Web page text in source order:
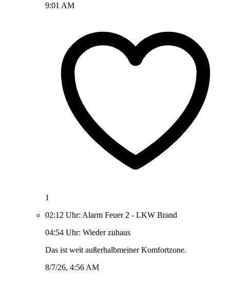
9:01 AM
1
02:12 Uhr: Alarm Feuer 2 - LKW Brand
04:54 Uhr: Wieder zuhaus
Das ist weit außerhalbmeiner Komfortzone.
8/7/26, 4:56 AM